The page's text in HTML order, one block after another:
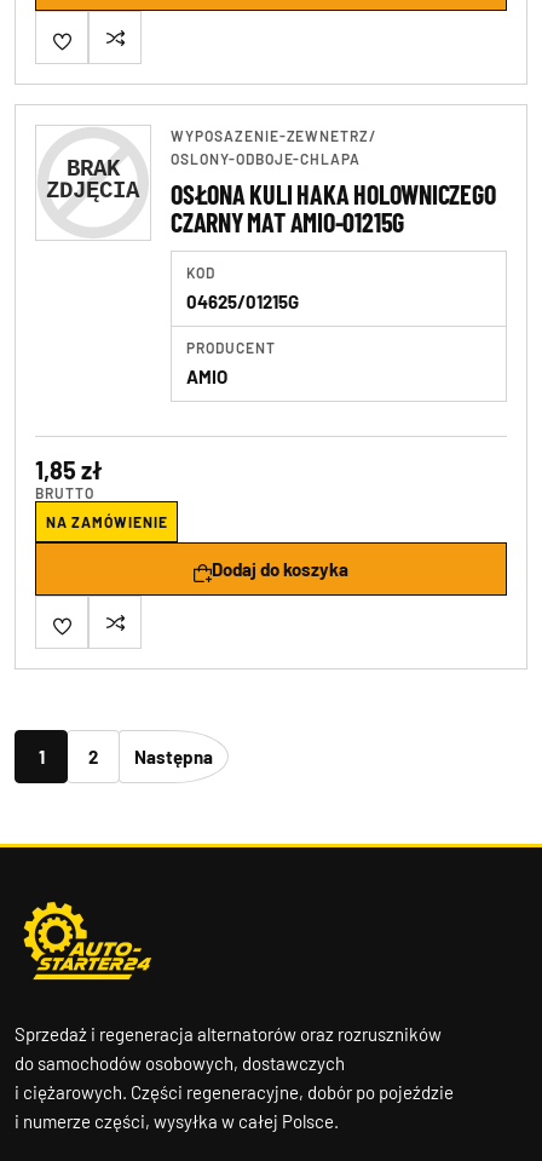
WYPOSAZENIE-ZEWNETRZ/
OSLONY-ODBOJE-CHLAPA
OSŁONA KULI HAKA HOLOWNICZEGO
CZARNY MAT AMIO-01215G
KOD
04625/01215G
PRODUCENT
AMIO
1,85 zł
BRUTTO
NA ZAMÓWIENIE
Dodaj do koszyka
1 2 Następna
Sprzedaż i regeneracja alternatorów oraz rozruszników
do samochodów osobowych, dostawczych
i ciężarowych. Części regeneracyjne, dobór po pojeździe
i numerze części, wysyłka w całej Polsce.